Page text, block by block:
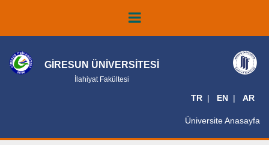
GİRESUN ÜNİVERSİTESİ
İlahiyat Fakültesi
TR EN AR
Üniversite Anasayfa